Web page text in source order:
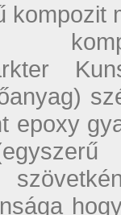
kompozit
epoxy